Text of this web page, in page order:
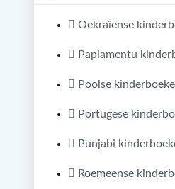
Oekraïense
Papiamentu
Poolse
Portugese
Punjabi
Roemeense